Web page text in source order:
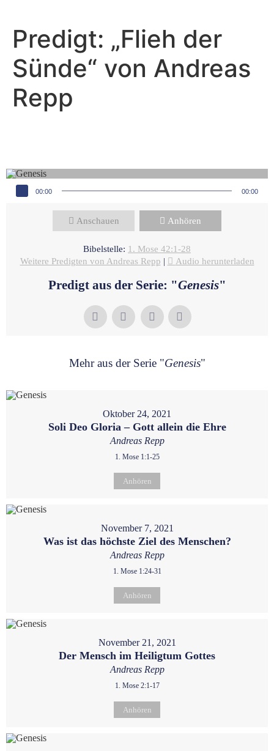
Predigt: „Flieh der
Sünde“ von Andreas
Repp
Audio-Player
00:00 00:00
Anschauen Anhören
Bibelstelle: 1. Mose 42:1-28
Weitere Predigten von Andreas Repp | Audio herunterladen
Predigt aus der Serie: "Genesis"
Mehr aus der Serie "Genesis"
Oktober 24, 2021
Soli Deo Gloria – Gott allein die Ehre
Andreas Repp
1. Mose 1:1-25
Anhören
November 7, 2021
Was ist das höchste Ziel des Menschen?
Andreas Repp
1. Mose 1:24-31
Anhören
November 21, 2021
Der Mensch im Heiligtum Gottes
Andreas Repp
1. Mose 2:1-17
Anhören